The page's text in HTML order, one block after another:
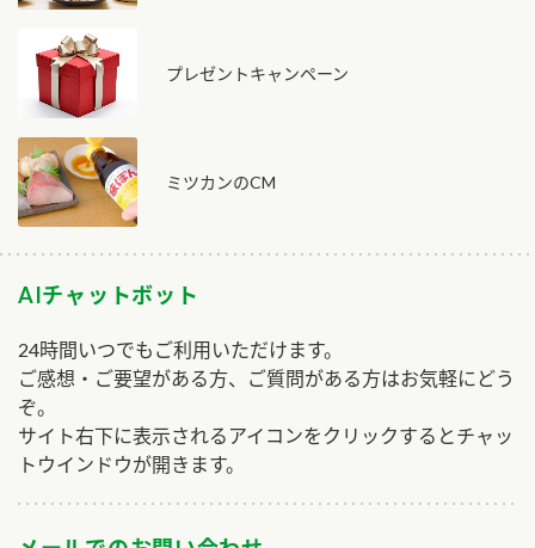
プレゼントキャンペーン
ミツカンのCM
AIチャットボット
24時間いつでもご利用いただけます。
ご感想・ご要望がある方、ご質問がある方はお気軽にどう
ぞ。
サイト右下に表示されるアイコンをクリックするとチャッ
トウインドウが開きます。